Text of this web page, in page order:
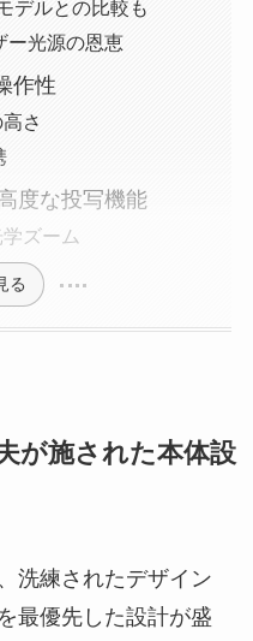
デルとの比較も
ー光源の恩恵
作性
さ
度な投写機能
ズーム
る
が施された本体設
洗練されたデザイン
最優先した設計が盛